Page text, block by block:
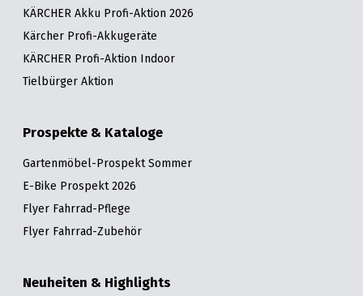
KÄRCHER Akku Profi-Aktion 2026
Kärcher Profi-Akkugeräte
KÄRCHER Profi-Aktion Indoor
Tielbürger Aktion
Prospekte & Kataloge
Gartenmöbel-Prospekt Sommer
E-Bike Prospekt 2026
Flyer Fahrrad-Pflege
Flyer Fahrrad-Zubehör
Neuheiten & Highlights